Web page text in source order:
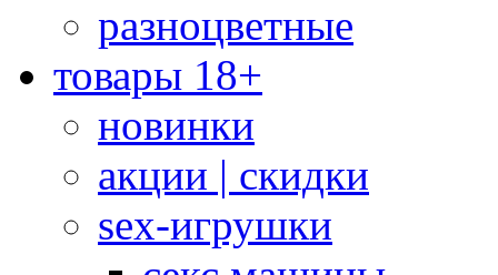
разноцветные
товары 18+
новинки
акции | скидки
sex-игрушки